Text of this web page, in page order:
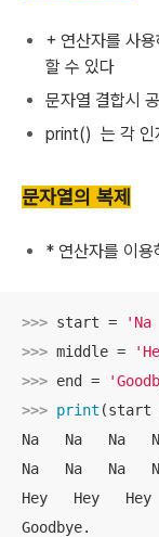
+ 연산자를 사
할 수 있다
문자열 결합시
print() 는 각 인
문자열의 복제
* 연산자를 이용
>>> start =
>>> middle =
>>> end =
>>> print (start
Na   Na   Na
Na   Na   Na
Hey   Hey   Hey
Goodbye.